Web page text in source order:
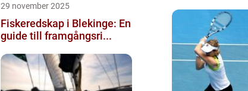
29 november 2025
Fiskeredskap i Blekinge: En
guide till framgångsri...